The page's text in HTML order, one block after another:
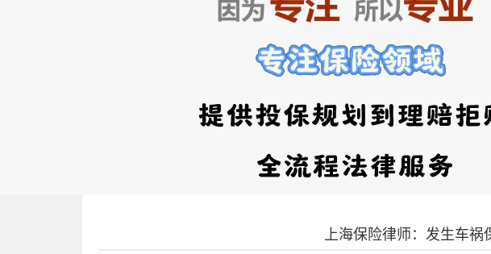
上海保险律师：发生车祸